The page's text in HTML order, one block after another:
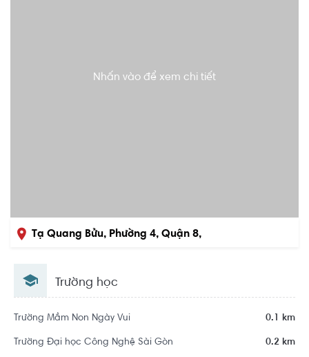
Nhấn vào để xem chi tiết
Tạ Quang Bửu, Phường 4, Quận 8,
Trường học
Trường Mầm Non Ngày Vui 0.1 km
Trường Đại học Công Nghệ Sài Gòn 0.2 km